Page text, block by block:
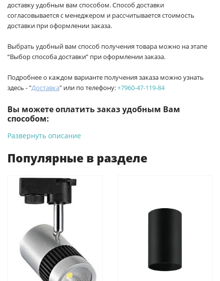
доставку удобным вам способом. Способ доставки
согласовывается с менеджером и рассчитывается стоимость
доставки при оформлении заказа.
Выбрать удобный вам способ получения товара можно на этапе
“Выбор способа доставки” при оформлении заказа.
Подробнее о каждом варианте получения заказа можно узнать
здесь - "Доставка" или по телефону:+7960-47-119-84
Вы можете оплатить заказ удобным Вам
способом:
-Банковской картой на сайте ProffЭлектро. Данный вид
магазинах ProffЭлектро по адресу Геленджикский проспект,
6/2 (база КПП)или по адресу ул. Новороссийская 161И.
Для юридических лиц: переводом на расчетный счет при
Подробнее о способах оплаты можно узнать здесь - "Оплата"
Развернуть описание
Популярные в разделе